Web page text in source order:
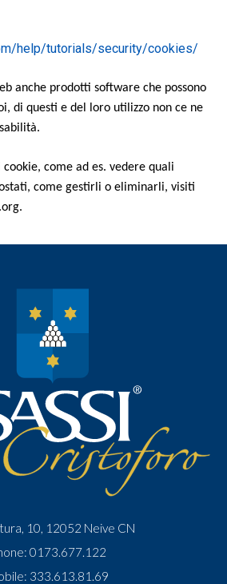
help/tutorials/security/cookies/
anche prodotti software che possono
di questi e del loro utilizzo non ce ne
cookie, come ad es. vedere quali
come gestirli o eliminarli, visiti
10, 12052 Neive CN
0173.677.122
333.613.81.69